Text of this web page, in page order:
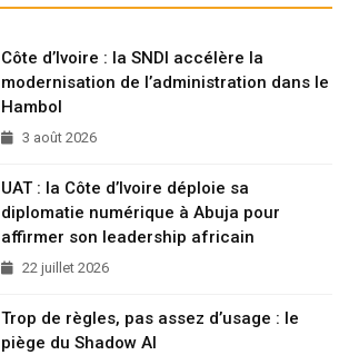
Côte d’Ivoire : la SNDI accélère la
modernisation de l’administration dans le
Hambol
3 août 2026
UAT : la Côte d’Ivoire déploie sa
diplomatie numérique à Abuja pour
affirmer son leadership africain
22 juillet 2026
Trop de règles, pas assez d’usage : le
piège du Shadow AI